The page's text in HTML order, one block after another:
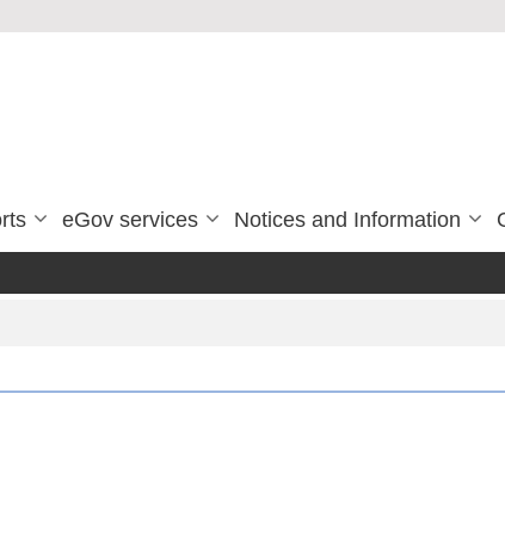
eGov services Notices and Information